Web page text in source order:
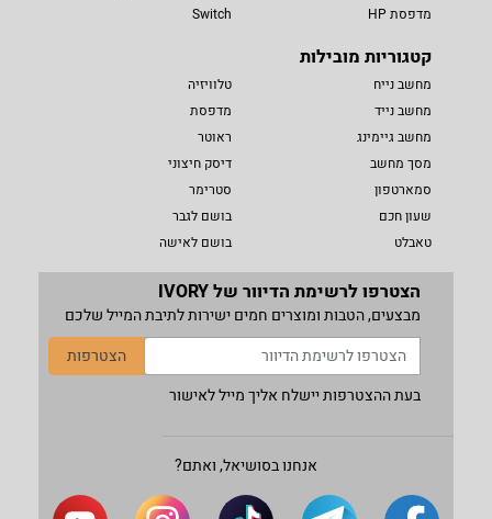
מדפסת HP
Switch
קטגוריות מובילות
מחשב נייח
מחשב נייד
מחשב גיימינג
מסך מחשב
סמארטפון
שעון חכם
טאבלט
טלוויזיה
מדפסת
ראוטר
דיסק חיצוני
סטרימר
בושם לגבר
בושם לאישה
הצטרפו לרשימת הדיוור של IVORY
מבצעים, הטבות ומוצרים חמים ישירות לתיבת המייל שלכם
הצטרפות
בעת ההצטרפות יישלח אליך מייל לאישור
אנחנו בסושיאל, ואתם?